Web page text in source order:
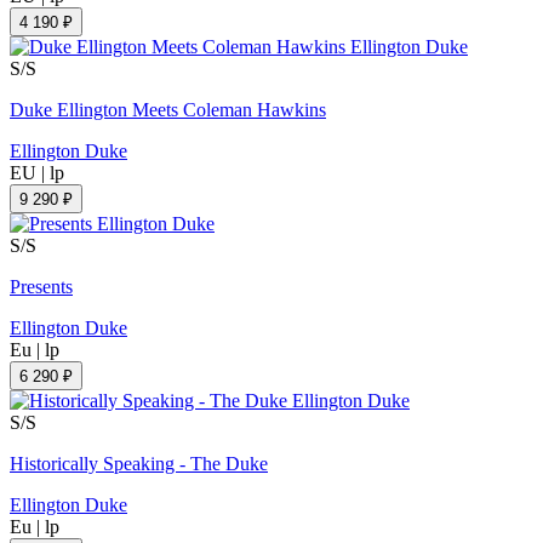
4 190 ₽
S/S
Duke Ellington Meets Coleman Hawkins
Ellington Duke
EU | lp
9 290 ₽
S/S
Presents
Ellington Duke
Eu | lp
6 290 ₽
S/S
Historically Speaking - The Duke
Ellington Duke
Eu | lp